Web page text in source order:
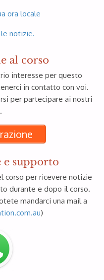
ora locale
notizie.
al corso
interesse per questo
in contatto con voi.
per partecipare ai nostri
supporto
corso per ricevere notizie
durante e dopo il corso.
mandarci una mail a
)